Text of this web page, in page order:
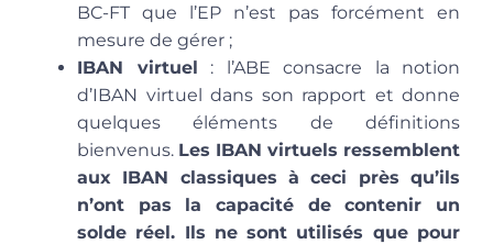
BC-FT que l’EP n’est pas forcément en
mesure de gérer ;
IBAN virtuel : l’ABE consacre la notion
d’IBAN virtuel dans son rapport et donne
quelques éléments de définitions
bienvenus. Les IBAN virtuels ressemblent
aux IBAN classiques à ceci près qu’ils
n’ont pas la capacité de contenir un
solde réel. Ils ne sont utilisés que pour